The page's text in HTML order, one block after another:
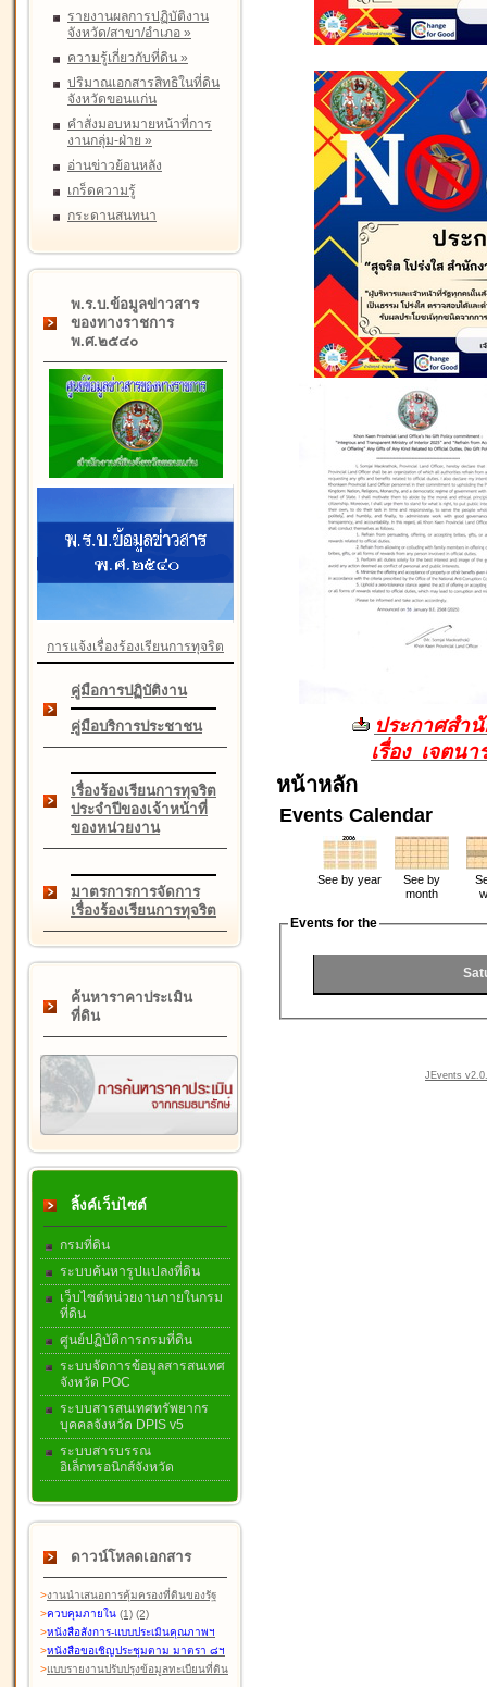
รายงานผลการปฏิบัติงาน
จังหวัด/สาขา/อำเภอ »
ความรู้เกี่ยวกับที่ดิน »
ปริมาณเอกสารสิทธิในที่ดิน
จังหวัดขอนแก่น
คำสั่งมอบหมายหน้าที่การ
งานกลุ่ม-ฝ่าย »
อ่านข่าวย้อนหลัง
เกร็ดความรู้
กระดานสนทนา
พ.ร.บ.ข้อมูลข่าวสาร
ของทางราชการ
พ.ศ.๒๕๔๐
การแจ้งเรื่องร้องเรียนการทุจริต
คู่มือการปฏิบัติงาน
คู่มือบริการประชาชน
เรื่องร้องเรียนการทุจริต
ประจำปีของเจ้าหน้าที่
ของหน่วยงาน
มาตรการการจัดการ
เรื่องร้องเรียนการทุจริต
ค้นหาราคาประเมิน
ที่ดิน
ลิ้งค์เว็บไซต์
กรมที่ดิน
ระบบค้นหารูปแปลงที่ดิน
เว็บไซต์หน่วยงานภายในกรม
ที่ดิน
ศูนย์ปฏิบัติการกรมที่ดิน
ระบบจัดการข้อมูลสารสนเทศ
จังหวัด POC
ระบบสารสนเทศทรัพยากร
บุคคลจังหวัด DPIS v5
ระบบสารบรรณ
อิเล็กทรอนิกส์จังหวัด
ดาวน์โหลดเอกสาร
>งานนำเสนอการคุ้มครองที่ดินของรัฐ
>ควบคุมภายใน (1) (2)
>หนังสือสังการ-แบบประเมินคุณภาพฯ
>หนังสือขอเชิญประชุมตาม มาตรา ๘ฯ
>แบบรายงานปรับปรุงข้อมูลทะเบียนที่ดิน
ประกาศสำ
เรื่อง เจตน
หน้าหลัก
Events Calendar
See by year
See by
month
Events for the
JEvents